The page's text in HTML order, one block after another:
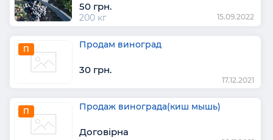
50 грн.
200 кг 15.09.2022
П Продам виноград
30 грн.
17.12.2021
П Продаж винограда(киш мышь)
Договірна